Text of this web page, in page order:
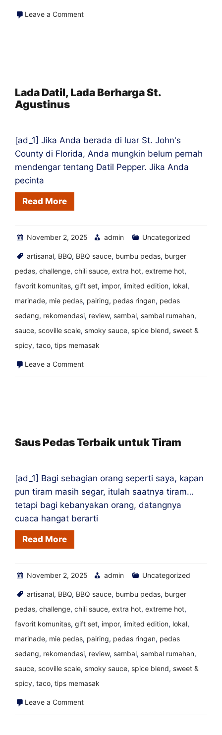
Leave a Commenton
Saya
Lada Datil, Lada Berharga St.
Agustinus
[ad_1] Jika Anda berada di luar St. John's
County di Florida, Anda mungkin belum pernah
mendengar tentang Datil Pepper. Jika Anda
pecinta
Read More
November 2, 2025 admin Uncategorized
artisanal, BBQ, BBQ sauce, bumbu pedas, burger
pedas, challenge, chili sauce, extra hot, extreme hot,
favorit komunitas, gift set, impor, limited edition, lokal,
marinade, mie pedas, pairing, pedas ringan, pedas
sedang, rekomendasi, review, sambal, sambal rumahan,
sauce, scoville scale, smoky sauce, spice blend, sweet &
spicy, taco, tips memasak
Leave a Commenton
St.
Saus Pedas Terbaik untuk Tiram
[ad_1] Bagi sebagian orang seperti saya, kapan
pun tiram masih segar, itulah saatnya tiram…
tetapi bagi kebanyakan orang, datangnya
cuaca hangat berarti
Read More
November 2, 2025 admin Uncategorized
artisanal, BBQ, BBQ sauce, bumbu pedas, burger
pedas, challenge, chili sauce, extra hot, extreme hot,
favorit komunitas, gift set, impor, limited edition, lokal,
marinade, mie pedas, pairing, pedas ringan, pedas
sedang, rekomendasi, review, sambal, sambal rumahan,
sauce, scoville scale, smoky sauce, spice blend, sweet &
spicy, taco, tips memasak
Leave a Commenton